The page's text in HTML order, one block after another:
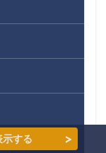
する >